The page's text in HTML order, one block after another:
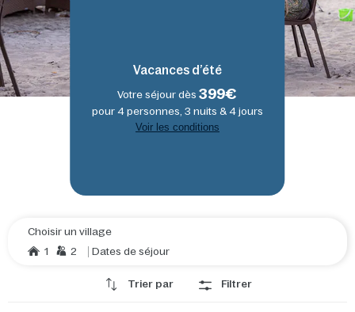
Vacances d’été
Votre séjour dès399€
pour 4 personnes, 3 nuits & 4 jours
Voir les conditions
Choisir un village
1
2 Dates de séjour
Trier par Filtrer